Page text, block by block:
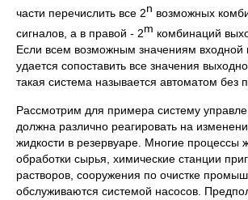
части перечислить все 2n возможных
сигналов, а в правой - 2m комбинаций
Если всем возможным значениям входной
удается сопоставить все значения
такая система называется автоматом без
Рассмотрим для примера систему
должна различно реагировать на
жидкости в резервуаре. Многие процессы
обработки сырья, химические станции
растворов, сооружения по очистке
обслуживаются системой насосов.